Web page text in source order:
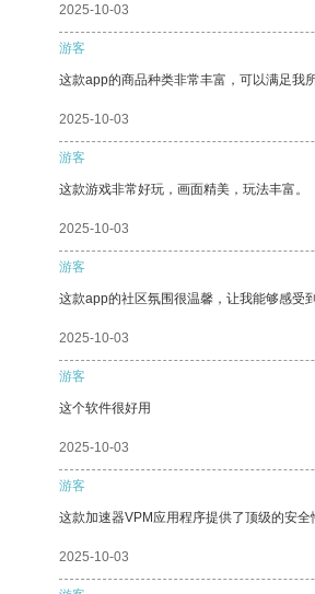
2025-10-03
游客
这款app的商品种类非常丰富，可以满足我
2025-10-03
游客
这款游戏非常好玩，画面精美，玩法丰富。
2025-10-03
游客
这款app的社区氛围很温馨，让我能够感受
2025-10-03
游客
这个软件很好用
2025-10-03
游客
这款加速器VPM应用程序提供了顶级的安全
2025-10-03